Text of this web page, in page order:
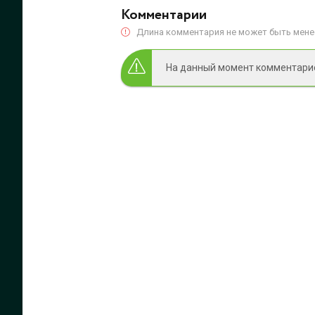
Комментарии
Длина комментария не может быть
На данный момент